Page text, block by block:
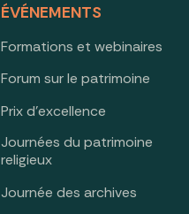
ÉVÉNEMENTS
Formations et webinaires
Forum sur le patrimoine
Prix d’excellence
Journées du patrimoine
religieux
Journée des archives